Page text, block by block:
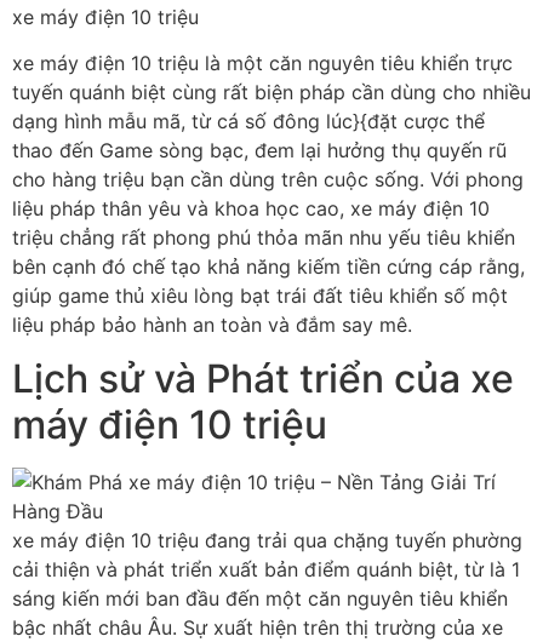
xe máy điện 10 triệu
xe máy điện 10 triệu là một căn nguyên tiêu khiển trực
tuyến quánh biệt cùng rất biện pháp cần dùng cho nhiều
dạng hình mẫu mã, từ cá số đông lúc}{đặt cược thể
thao đến Game sòng bạc, đem lại hưởng thụ quyến rũ
cho hàng triệu bạn cần dùng trên cuộc sống. Với phong
liệu pháp thân yêu và khoa học cao, xe máy điện 10
triệu chẳng rất phong phú thỏa mãn nhu yếu tiêu khiển
bên cạnh đó chế tạo khả năng kiếm tiền cứng cáp rằng,
giúp game thủ xiêu lòng bạt trái đất tiêu khiển số một
liệu pháp bảo hành an toàn và đắm say mê.
Lịch sử và Phát triển của xe
máy điện 10 triệu
xe máy điện 10 triệu đang trải qua chặng tuyến phường
cải thiện và phát triển xuất bản điểm quánh biệt, từ là 1
sáng kiến mới ban đầu đến một căn nguyên tiêu khiển
bậc nhất châu Âu. Sự xuất hiện trên thị trường của xe